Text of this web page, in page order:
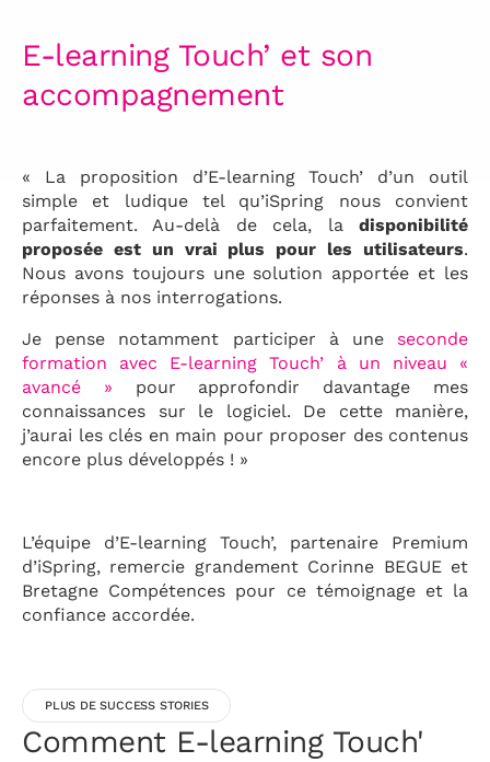
E-learning Touch’ et son
accompagnement
« La proposition d’E-learning Touch’ d’un outil
simple et ludique tel qu’iSpring nous convient
parfaitement. Au-delà de cela, la disponibilité
proposée est un vrai plus pour les utilisateurs.
Nous avons toujours une solution apportée et les
réponses à nos interrogations.
Je pense notamment participer à une seconde
formation avec E-learning Touch’ à un niveau «
avancé » pour approfondir davantage mes
connaissances sur le logiciel. De cette manière,
j’aurai les clés en main pour proposer des contenus
encore plus développés ! »
L’équipe d’E-learning Touch’, partenaire Premium
d’iSpring, remercie grandement Corinne BEGUE et
Bretagne Compétences pour ce témoignage et la
confiance accordée.
PLUS DE SUCCESS STORIES
Comment E-learning Touch'